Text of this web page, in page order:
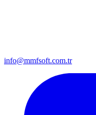
info@mmfsoft.com.tr